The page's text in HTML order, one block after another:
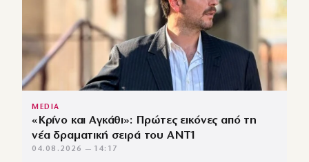
MEDIA
«Κρίνο και Αγκάθι»: Πρώτες εικόνες από τη
νέα δραματική σειρά του ANT1
04.08.2026 — 14:17